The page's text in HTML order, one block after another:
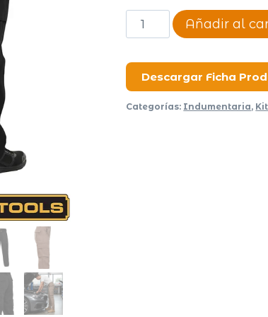
Pantalon
Cargo
cantidad
Añadir al
Descargar Ficha
Categorías: Indumentaria,